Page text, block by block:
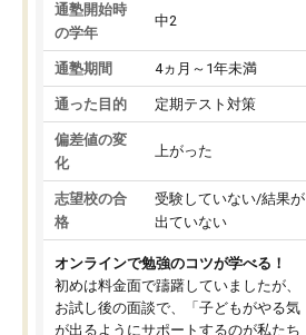
通塾開始時
の学年
中2
通塾期間 4ヵ月～1年未満
通った目的 定期テスト対策
偏差値の変
化
上がった
志望校の合
格
受験していない/結果が
出ていない
オンラインで勉強のコツが学べる！
初めは料金面で躊躇していましたが、
お試し後の面談で、「子どもがやる気
が出るようにサポートするのが私たち